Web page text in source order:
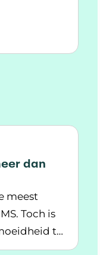
bij MS: Meer
dan
meest
Toch is
te
klachten.
bij MS: meer